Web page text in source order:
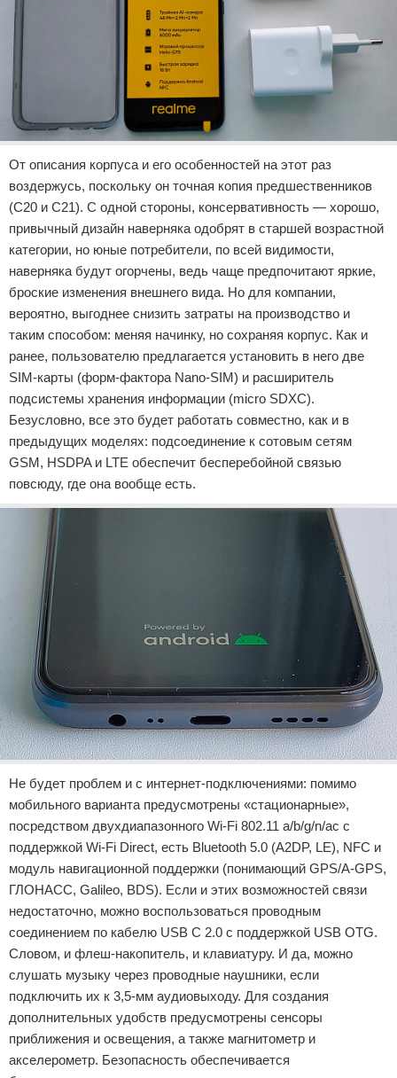
От описания корпуса и его особенностей на этот раз
воздержусь, поскольку он точная копия предшественников
(С20 и С21). С одной стороны, консервативность — хорошо,
привычный дизайн наверняка одобрят в старшей возрастной
категории, но юные потребители, по всей видимости,
наверняка будут огорчены, ведь чаще предпочитают яркие,
броские изменения внешнего вида. Но для компании,
вероятно, выгоднее снизить затраты на производство и
таким способом: меняя начинку, но сохраняя корпус. Как и
ранее, пользователю предлагается установить в него две
SIM-карты (форм-фактора Nano-SIM) и расширитель
подсистемы хранения информации (micro SDXC).
Безусловно, все это будет работать совместно, как и в
предыдущих моделях: подсоединение к сотовым сетям
GSM, HSDPA и LTE обеспечит бесперебойной связью
повсюду, где она вообще есть.
Не будет проблем и с интернет-подключениями: помимо
мобильного варианта предусмотрены «стационарные»,
посредством двухдиапазонного Wi-Fi 802.11 a/b/g/n/ac с
поддержкой Wi-Fi Direct, есть Bluetooth 5.0 (A2DP, LE), NFC и
модуль навигационной поддержки (понимающий GPS/A-GPS,
ГЛОНАСС, Galileo, BDS). Если и этих возможностей связи
недостаточно, можно воспользоваться проводным
соединением по кабелю USB C 2.0 с поддержкой USB OTG.
Словом, и флеш-накопитель, и клавиатуру. И да, можно
слушать музыку через проводные наушники, если
подключить их к 3,5-мм аудиовыходу. Для создания
дополнительных удобств предусмотрены сенсоры
приближения и освещения, а также магнитометр и
акселерометр. Безопасность обеспечивается